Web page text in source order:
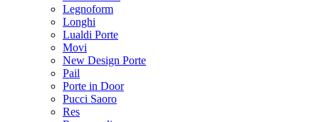
Legnoform
Longhi
Lualdi Porte
Movi
New Design Porte
Pail
Porte in Door
Pucci Saoro
Res